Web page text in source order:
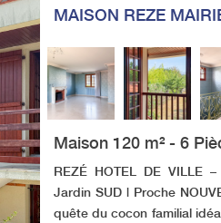
MAISON REZE
Maison 120 m² - 6
REZÉ HOTEL DE VILLE
Jardin SUD | Proche
quête du cocon familial